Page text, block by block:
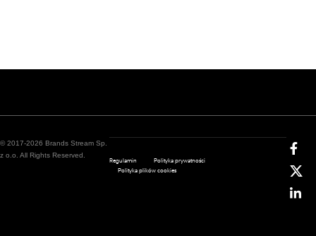
© 2017-2026 Brands Stream Sp.
z o.o. All Rights Reserved.
Regulamin
Polityka prywatności
Polityka plików cookies